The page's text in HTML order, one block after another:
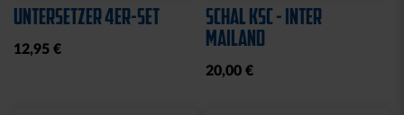
UNTERSETZER 4ER-SET
12,95 €
SCHAL KSC - INTER
MAILAND
20,00 €